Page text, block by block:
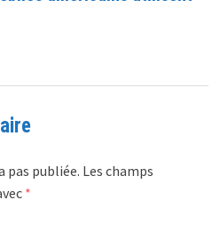
pas publiée. Les champs
*